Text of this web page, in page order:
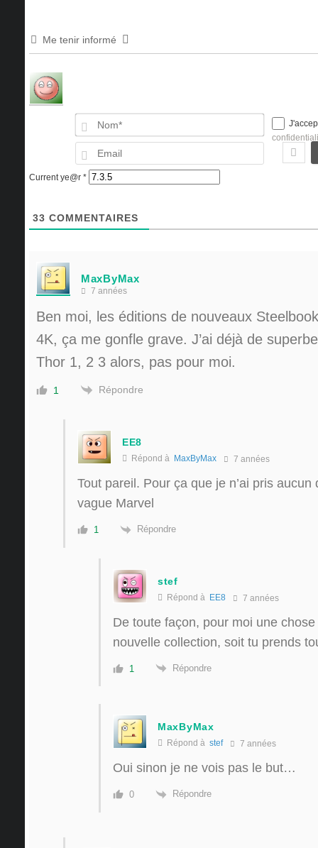
Me tenir informé
Nom*
Current ye@r *
33 COMMENTAIRES
MaxByMax
7 années
Ben moi, les éditions de nouveaux
4K, ça me gonfle grave. J’ai déjà de
Thor 1, 2 3 alors, pas pour moi.
1 Répondre
EE8
Répond à MaxByMax 7 années
Tout pareil. Pour ça que je n’ai pris aucun
vague Marvel
1 Répondre
stef
Répond à EE8 7 années
De toute façon, pour moi une
nouvelle collection, soit tu prends
1 Répondre
MaxByMax
Répond à stef 7 années
Oui sinon je ne vois pas le but…
0 Répondre